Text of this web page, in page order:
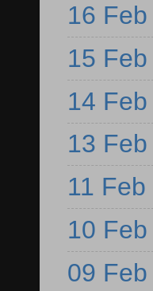
16 Feb
15 Feb
14 Feb
13 Feb
11 Feb
10 Feb
09 Feb